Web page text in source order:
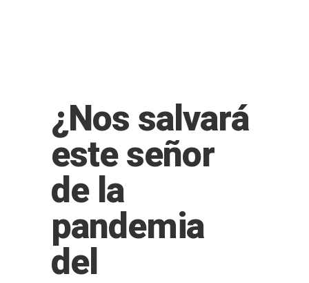
¿Nos salvará
este señor
de la
pandemia
del